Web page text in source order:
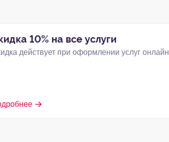
10% на все услуги
действует при оформлении услуг онлайн